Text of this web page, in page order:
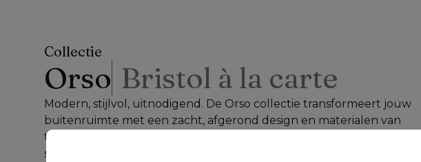
Collectie
Orso Bristol à la carte
Modern, stijlvol, uitnodigend. De Orso collectie transformeert jouw
buitenruimte met een zacht, afgerond design en materialen van
topkwaliteit: aluminium, rope en gecertificeerd teak. Dans mee op de
speelse lijnen van de Orso lounge, verzoen comfort met elegantie